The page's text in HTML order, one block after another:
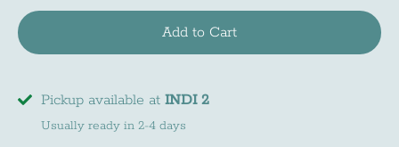
Add to Cart
Pickup available at INDI 2
Usually ready in 2-4 days
Newsletter
Subscreve a nossa newsletter e fica a par de